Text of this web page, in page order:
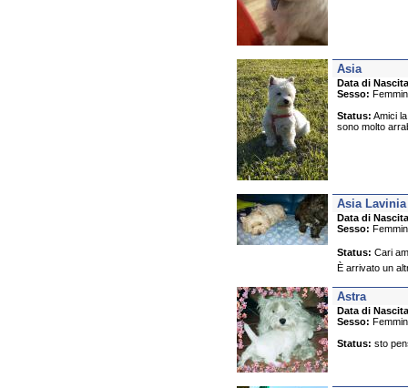
Asia
Data di
Sesso:
Status: Amici
sono molto
Asia
Data di
Sesso:
Status: Cari
È arrivato un
Astra
Data di
Sesso:
Status: sto